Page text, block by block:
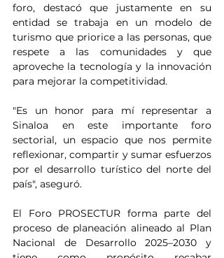
foro, destacó que justamente en su
entidad se trabaja en un modelo de
turismo que priorice a las personas, que
respete a las comunidades y que
aproveche la tecnología y la innovación
para mejorar la competitividad.
"Es un honor para mí representar a
Sinaloa en este importante foro
sectorial, un espacio que nos permite
reflexionar, compartir y sumar esfuerzos
por el desarrollo turístico del norte del
país", aseguró.
El Foro PROSECTUR forma parte del
proceso de planeación alineado al Plan
Nacional de Desarrollo 2025–2030 y